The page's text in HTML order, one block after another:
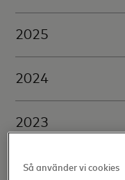
2025
2024
2023
2022
Så använder vi cookies